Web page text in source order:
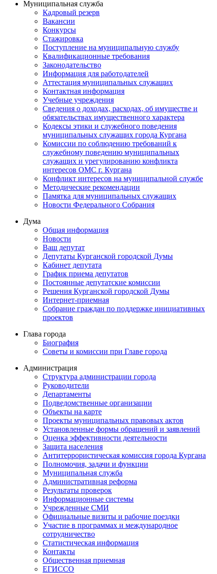
Муниципальная служба
Кадровый резерв
Вакансии
Конкурсы
Стажировка
Поступление на муниципальную службу
Квалификационные требования
Законодательство
Информация для работодателей
Аттестация муниципальных служащих
Контактная информация
Учебные учреждения
Сведения о доходах, расходах, об имуществе и
обязательствах имущественного характера
Кодексы этики и служебного поведения
муниципальных служащих города Кургана
Комиссии по соблюдению требований к
служебному поведению муниципальных
служащих и урегулированию конфликта
интересов ОМС г. Кургана
Конфликт интересов на муниципальной службе
Методические рекомендации
Памятка для муниципальных служащих
Новости Федерального Cобрания
Дума
Общая информация
Новости
Ваш депутат
Депутаты Курганской городской Думы
Кабинет депутата
График приема депутатов
Постоянные депутатские комиссии
Решения Курганской городской Думы
Интернет-приемная
Собрание граждан по поддержке инициативных
проектов
Глава города
Биография
Советы и комиссии при Главе города
Администрация
Структура администрации города
Руководители
Департаменты
Подведомственные организации
Объекты на карте
Проекты муниципальных правовых актов
Установленные формы обращений и заявлений
Оценка эффективности деятельности
Защита населения
Антитеррористическая комиссия города Кургана
Полномочия, задачи и функции
Муниципальная служба
Административная реформа
Результаты проверок
Информационные системы
Учрежденные СМИ
Официальные визиты и рабочие поездки
Участие в программах и международное
сотрудничество
Статистическая информация
Контакты
Общественная приемная
ЕГИССО